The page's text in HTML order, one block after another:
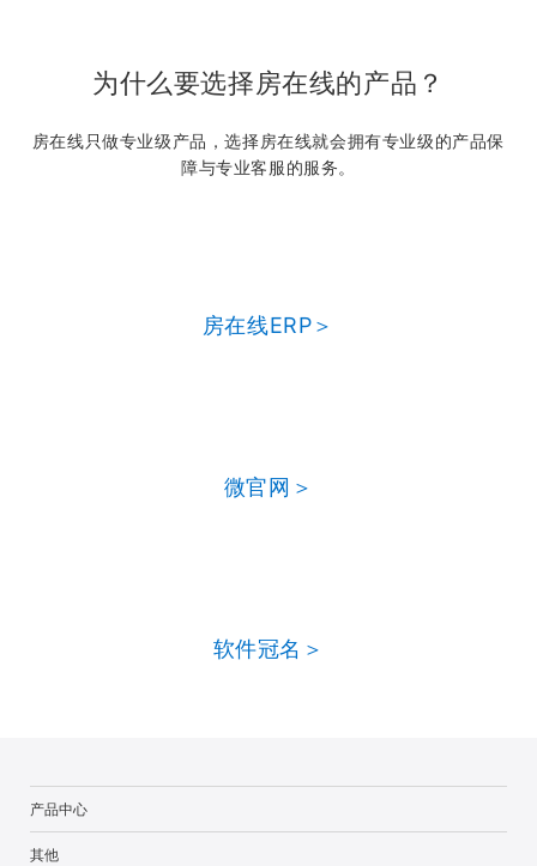
为什么要选择房在线的产品？
房在线只做专业级产品，选择房在线就会拥有专业级的产品保
障与专业客服的服务。
房在线ERP＞
微官网＞
软件冠名＞
产品中心
其他